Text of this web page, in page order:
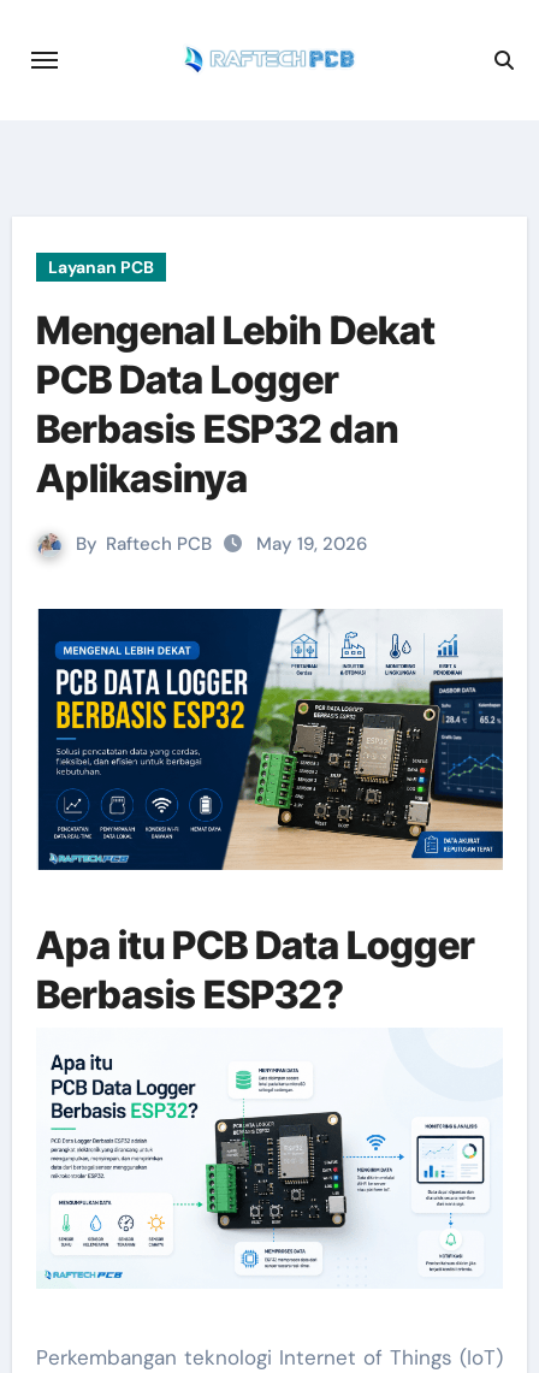
Layanan PCB
Mengenal Lebih Dekat
PCB Data Logger
Berbasis ESP32 dan
Aplikasinya
By Raftech PCB May 19, 2026
Apa itu PCB Data Logger
Berbasis ESP32?
Perkembangan teknologi Internet of Things (IoT)